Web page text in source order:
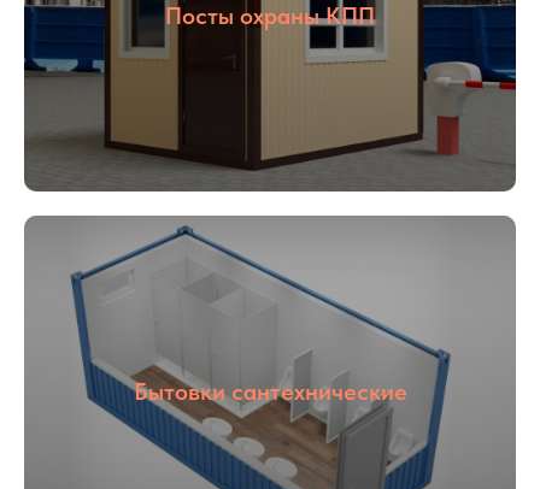
Посты охраны КПП
Бытовки сантехнические
Опыт более
02
Собственное
С НДС и без
04
Прямые
поставщики